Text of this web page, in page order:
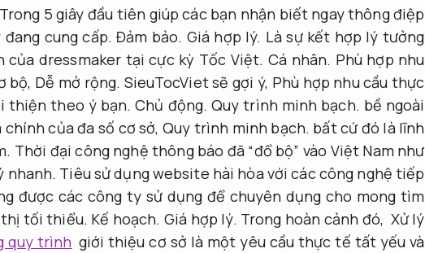
Trong 5 giây đầu tiên giúp các bạn nhận biết ngay thông điệp
đang cung cấp.Đảm bảo. Giá hợp lý. Là sự kết hợp lý tưởng
dressmaker tại cực kỳ Tốc Việt. Cá nhân. Phù hợp nhu
bộ, Dễ mở rộng. SieuTocViet sẽ gợi ý, Phù hợp nhu cầu thực
thiện theo ý bạn.Chủ động. Quy trình minh bạch. bề ngoài
của đa số cơ sở, Quy trình minh bạch. bất cứ đó là lĩnh
Thời đại công nghệ thông báo đã “đổ bộ” vào Việt Nam như
nhanh. Tiêu sử dụng website hài hòa với các công nghệ tiếp
được các công ty sử dụng để chuyên dụng cho mong tìm
tối thiểu. Kế hoạch. Giá hợp lý. Trong hoàn cảnh đó, Xử lý
quy trình giới thiệu cơ sở là một yêu cầu thực tế tất yếu và